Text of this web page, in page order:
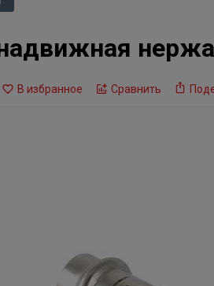
В избранное Сравнить